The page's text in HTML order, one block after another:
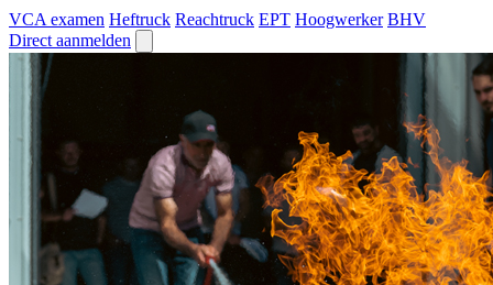
VCA examen Heftruck Reachtruck EPT Hoogwerker BHV
Direct aanmelden